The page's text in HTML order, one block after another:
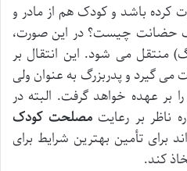
کرده باشد و کودک هم از مادر و
حضانت چیست؟ در این صورت،
منتقل می شود. این انتقال بر
گیرد و پدربزرگ به عنوان ولی
عهده خواهد گرفت. البته در
ناظر بر رعایتمصلحت کودک
برای تأمین بهترین شرایط برای
کند.